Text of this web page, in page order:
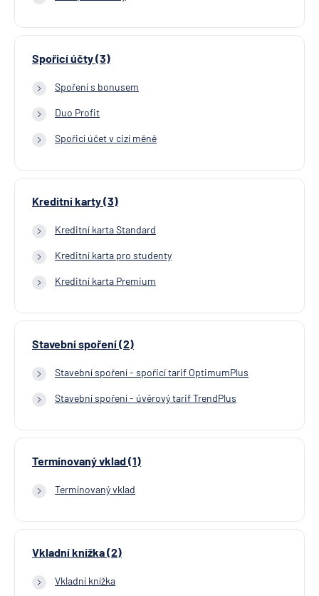
Spořicí účty (3)
Spoření s bonusem
Duo Profit
Spořicí účet v cizí měně
Kreditní karty (3)
Kreditní karta Standard
Kreditní karta pro studenty
Kreditní karta Premium
Stavební spoření (2)
Stavební spoření - spořicí tarif OptimumPlus
Stavební spoření - úvěrový tarif TrendPlus
Termínovaný vklad (1)
Termínovaný vklad
Vkladní knížka (2)
Vkladní knížka